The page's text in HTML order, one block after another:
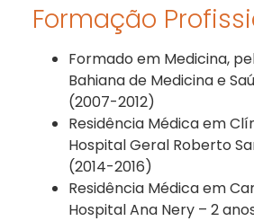
Formação
Formado em Medicina,
Bahiana de Medicina e
(2007-2012)
Residência Médica em
Hospital Geral Roberto
(2014-2016)
Residência Médica em
Hospital Ana Nery – 2